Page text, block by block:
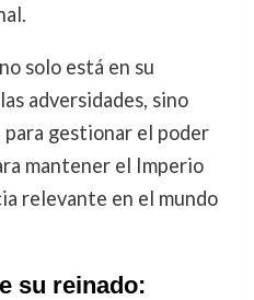
solo está en su
adversidades, sino
gestionar el poder
mantener el Imperio
relevante en el mundo
su reinado: